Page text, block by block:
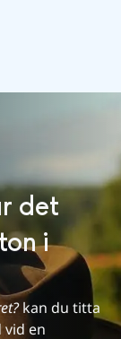
det
i
kan du titta
en